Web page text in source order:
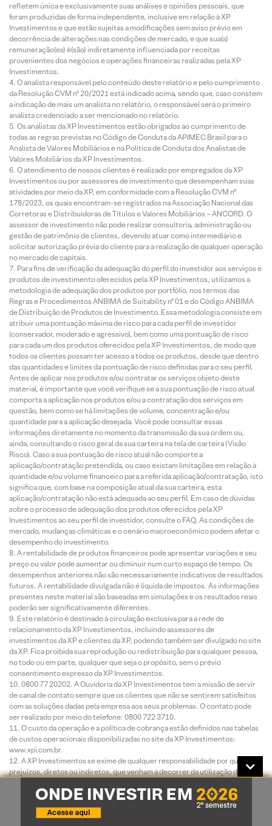
refletem única e exclusivamente suas análises e opiniões pessoais, que
foram produzidas de forma independente, inclusive em relação à XP
Investimentos e que estão sujeitas a modificações sem aviso prévio em
decorrência de alterações nas condições de mercado, e que sua(s)
remuneração(es) é(são) indiretamente influenciada por receitas
provenientes dos negócios e operações financeiras realizadas pela XP
Investimentos.
O analista responsável pelo conteúdo deste relatório e pelo cumprimento
da Resolução CVM nº 20/2021 está indicado acima, sendo que, caso constem
a indicação de mais um analista no relatório, o responsável será o primeiro
analista credenciado a ser mencionado no relatório.
Os analistas da XP Investimentos estão obrigados ao cumprimento de
todas as regras previstas no Código de Conduta da APIMEC Brasil para o
Analista de Valores Mobiliários e na Política de Conduta dos Analistas de
Valores Mobiliários da XP Investimentos.
O atendimento de nossos clientes é realizado por empregados da XP
Investimentos ou por assessores de investimento que desempenham suas
atividades por meio da XP, em conformidade com a Resolução CVM nº
178/2023, os quais encontram-se registrados na Associação Nacional das
Corretoras e Distribuidoras de Títulos e Valores Mobiliários – ANCORD. O
assessor de investimento não pode realizar consultoria, administração ou
gestão de patrimônio de clientes, devendo atuar como intermediário e
solicitar autorização prévia do cliente para a realização de qualquer operação
no mercado de capitais.
Para fins de verificação da adequação do perfil do investidor aos serviços e
produtos de investimento oferecidos pela XP Investimentos, utilizamos a
metodologia de adequação dos produtos por portfólio, nos termos das
Regras e Procedimentos ANBIMA de Suitability nº 01 e do Código ANBIMA
de Distribuição de Produtos de Investimento. Essa metodologia consiste em
atribuir uma pontuação máxima de risco para cada perfil de investidor
(conservador, moderado e agressivo), bem como uma pontuação de risco
para cada um dos produtos oferecidos pela XP Investimentos, de modo que
todos os clientes possam ter acesso a todos os produtos, desde que dentro
das quantidades e limites da pontuação de risco definidas para o seu perfil.
Antes de aplicar nos produtos e/ou contratar os serviços objeto deste
material, é importante que você verifique se a sua pontuação de risco atual
comporta a aplicação nos produtos e/ou a contratação dos serviços em
questão, bem como se há limitações de volume, concentração e/ou
quantidade para a aplicação desejada. Você pode consultar essas
informações diretamente no momento da transmissão da sua ordem ou,
ainda, consultando o risco geral da sua carteira na tela de carteira (Visão
Risco). Caso a sua pontuação de risco atual não comporte a
aplicação/contratação pretendida, ou caso existam limitações em relação à
quantidade e/ou volume financeiro para a referida aplicação/contratação, isto
significa que, com base na composição atual da sua carteira, esta
aplicação/contratação não está adequada ao seu perfil. Em caso de dúvidas
sobre o processo de adequação dos produtos oferecidos pela XP
Investimentos ao seu perfil de investidor, consulte o FAQ. As condições de
mercado, mudanças climáticas e o cenário macroeconômico podem afetar o
desempenho do investimento.
A rentabilidade de produtos financeiros pode apresentar variações e seu
preço ou valor pode aumentar ou diminuir num curto espaço de tempo. Os
desempenhos anteriores não são necessariamente indicativos de resultados
futuros. A rentabilidade divulgada não é líquida de impostos. As informações
presentes neste material são baseadas em simulações e os resultados reais
poderão ser significativamente diferentes.
Este relatório é destinado à circulação exclusiva para a rede de
relacionamento da XP Investimentos, incluindo assessores de
investimentos da XP e clientes da XP, podendo também ser divulgado no site
da XP. Fica proibida sua reprodução ou redistribuição para qualquer pessoa,
no todo ou em parte, qualquer que seja o propósito, sem o prévio
consentimento expresso da XP Investimentos.
0800 77 20202. A Ouvidoria da XP Investimentos tem a missão de servir
de canal de contato sempre que os clientes que não se sentirem satisfeitos
com as soluções dadas pela empresa aos seus problemas. O contato pode
ser realizado por meio do telefone: 0800 722 3710.
O custo da operação e a política de cobrança estão definidos nas tabelas
de custos operacionais disponibilizadas no site da XP Investimentos:
www.xpi.com.br.
A XP Investimentos se exime de qualquer responsabilidade por quaisquer
prejuízos, diretos ou indiretos, que venham a decorrer da utilização deste
A Avaliação Técnica e a Avaliação de Fundamentos seguem diferentes
metodologias de análise. A Análise Técnica é executada seguindo conceitos
como tendência, suporte, resistência, candles, volumes, médias móveis